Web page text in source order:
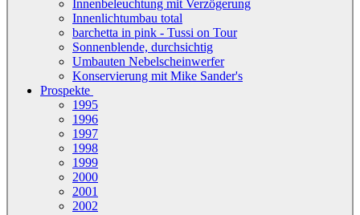
Innenbeleuchtung mit Verzögerung
Innenlichtumbau total
barchetta in pink - Tussi on Tour
Sonnenblende, durchsichtig
Umbauten Nebelscheinwerfer
Konservierung mit Mike Sander's
Prospekte
1995
1996
1997
1998
1999
2000
2001
2002